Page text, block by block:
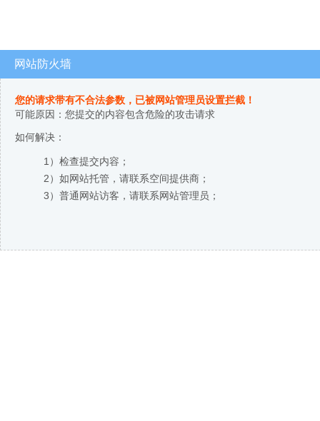
网站防火墙
您的请求带有不合法参数，已被网站管理员设置拦截！
可能原因：您提交的内容包含危险的攻击请求
如何解决：
1）检查提交内容；
2）如网站托管，请联系空间提供商；
3）普通网站访客，请联系网站管理员；